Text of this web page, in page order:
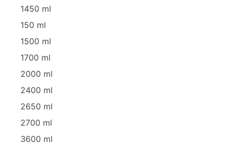
1450 ml
150 ml
1500 ml
1700 ml
2000 ml
2400 ml
2650 ml
2700 ml
3600 ml